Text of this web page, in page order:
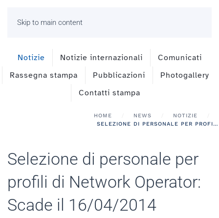
Skip to main content
Notizie Notizie internazionali
Comunicati
Rassegna stampa
Pubblicazioni
Photogallery
Contatti stampa
HOME NEWS
NOTIZIE
SELEZIONE DI PERSONALE PER PROFILI DI NETWORK OPERATOR: SCADE IL 16/04/2014
Selezione di personale per
profili di Network Operator:
Scade il 16/04/2014